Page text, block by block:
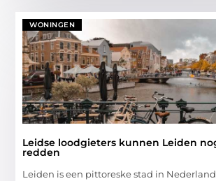
WONINGEN
Leidse loodgieters kunnen Leiden
redden
Leiden is een pittoreske stad in